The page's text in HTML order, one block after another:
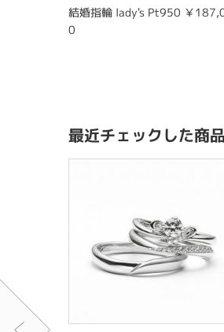
結婚指輪 lady's Pt950 ￥
0
最近チェックした商品